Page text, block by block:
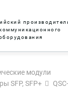
модули
SFP, SFP+